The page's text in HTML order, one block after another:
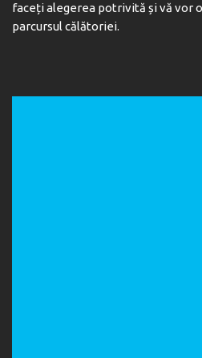
faceți alegerea potrivită și vă vor
parcursul călătoriei.